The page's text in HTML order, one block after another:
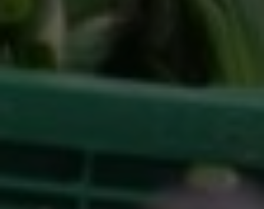
Besucher über Websites hinweg verfolgen.
Externe Medien
Wenn Cookies von externen Medien akzeptiert
werden, bedarf der Zugriff auf externe Inhalte